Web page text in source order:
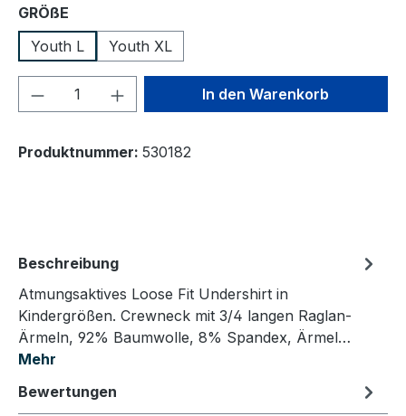
GRÖßE
Youth L
Youth XL
Produkt Anzahl: Gib denIn den Warenkorb
Produktnummer: 530182
Beschreibung
Atmungsaktives Loose Fit Undershirt in
Kindergrößen. Crewneck mit 3/4 langen Raglan-
Ärmeln, 92% Baumwolle, 8% Spandex, Ärmel…
Mehr
Bewertungen